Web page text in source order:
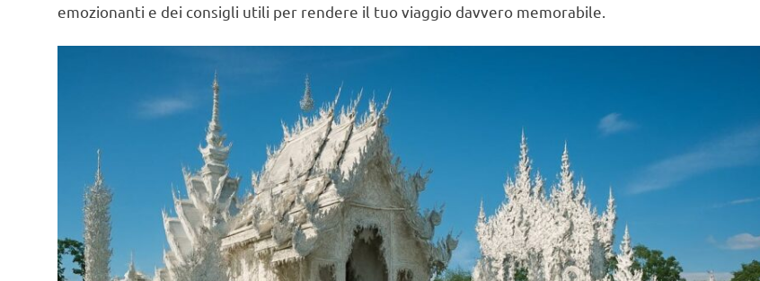
emozionanti e dei consigli utili per rendere il tuo viaggio davvero memorabile.